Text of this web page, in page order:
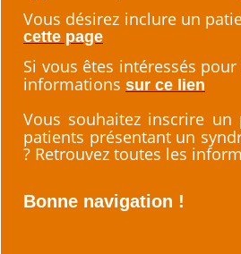
Vous désirez inclure un
cette page
Si vous êtes intéressés
informations sur ce lien
Vous souhaitez inscrire un
patients présentant un
? Retrouvez toutes les
Bonne navigation !